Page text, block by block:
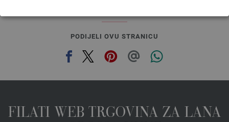
PODIJELI OVU STRANICU
FILATI WEB TRGOVINA ZA LANA